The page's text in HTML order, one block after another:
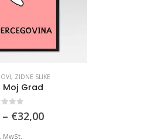
, ZIDNE SLIKE
Grad
– €32,00Price
MwSt.